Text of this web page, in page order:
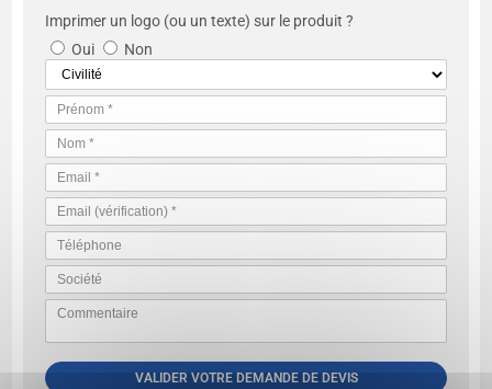
Imprimer un logo (ou un texte) sur le produit ?
Oui
Non
VALIDER VOTRE DEMANDE DE DEVIS